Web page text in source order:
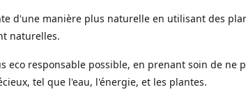
d'une manière plus naturelle en utilisant des
naturelles.
eco responsable possible, en prenant soin de ne
tel que l'eau, l'énergie, et les plantes.